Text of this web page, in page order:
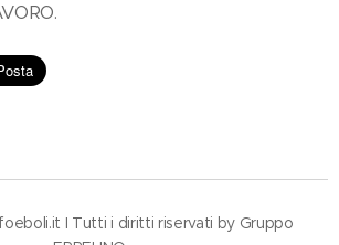
I Tutti i diritti riservati by Gruppo